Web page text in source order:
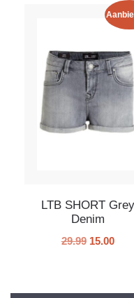
LTB SHORT Grey
Denim
29.99 15.00